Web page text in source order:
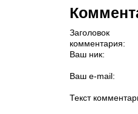
Заголовок
комментария:
Ваш ник:
Ваш e-mail:
Текст